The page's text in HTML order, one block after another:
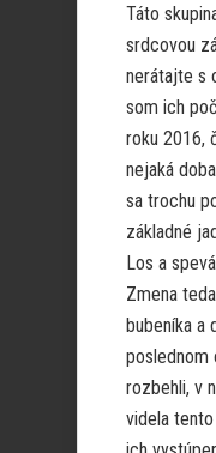
Táto
srdcovou
nerátajte s
som ich
roku 2016,
nejaká
sa trochu
základné
Los a
Zmena
bubeníka a
poslednom
rozbehli, v
videla